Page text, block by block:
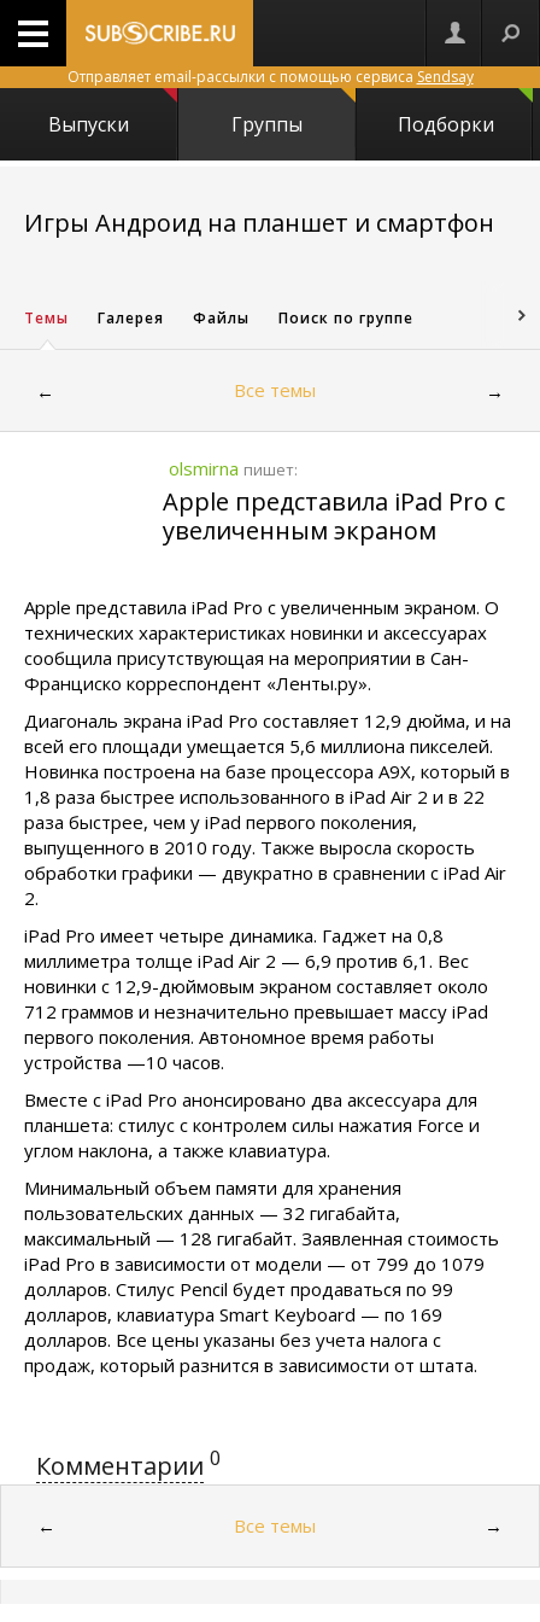
Отправляет email-рассылки с помощью сервиса Sendsay
Выпуски Группы Подборки
Игры Андроид на планшет и смартфон
16331
Темы Галерея Файлы Поиск по группе
← Все темы →
olsmirna пишет:
Apple представила iPad Pro с
увеличенным экраном
Apple представила iPad Pro с увеличенным экраном. О
технических характеристиках новинки и аксессуарах
сообщила присутствующая на мероприятии в Сан-
Франциско корреспондент «Ленты.ру».
Диагональ экрана iPad Pro составляет 12,9 дюйма, и на
всей его площади умещается 5,6 миллиона пикселей.
Новинка построена на базе процессора A9X, который в
1,8 раза быстрее использованного в iPad Air 2 и в 22
раза быстрее, чем у iPad первого поколения,
выпущенного в 2010 году. Также выросла скорость
обработки графики — двукратно в сравнении с iPad Air
2.
iPad Pro имеет четыре динамика. Гаджет на 0,8
миллиметра толще iPad Air 2 — 6,9 против 6,1. Вес
новинки с 12,9-дюймовым экраном составляет около
712 граммов и незначительно превышает массу iPad
первого поколения. Автономное время работы
устройства —10 часов.
Вместе с iPad Pro анонсировано два аксессуара для
планшета: стилус с контролем силы нажатия Force и
углом наклона, а также клавиатура.
Минимальный объем памяти для хранения
пользовательских данных — 32 гигабайта,
максимальный — 128 гигабайт. Заявленная стоимость
iPad Pro в зависимости от модели — от 799 до 1079
долларов. Стилус Pencil будет продаваться по 99
долларов, клавиатура Smart Keyboard — по 169
долларов. Все цены указаны без учета налога с
продаж, который разнится в зависимости от штата.
Комментарии 0
← Все темы →